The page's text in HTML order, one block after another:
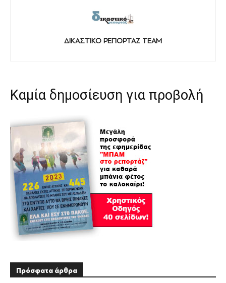
ΔΙΚΑΣΤΙΚΟ ΡΕΠΟΡΤΑΖ TEAM
Καμία δημοσίευση για προβολή
Πρόσφατα άρθρα